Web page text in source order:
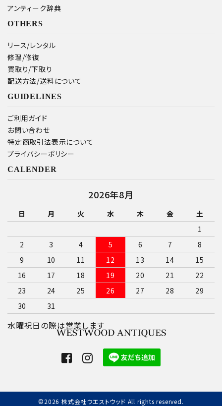
アンティーク辞典
OTHERS
リース/レンタル
修理/修復
買取り/下取り
配送方法/送料について
GUIDELINES
ご利用ガイド
お問い合わせ
特定商取引法表示について
プライバシーポリシー
CALENDER
2026年8月
日 月 火 水 木 金
土
1
2
3 4 5 6 7
8
9
10 11 12 13 14
15
16
17 18 19 20 21
22
23
24 25 26 27 28
29
30
31
水曜祝日の際は営業します
©2026 株式会社ウエストウッド All rights reserved.